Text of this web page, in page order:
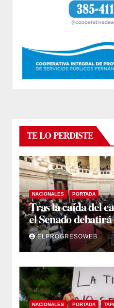
TE LO PERDISTE
NACIONALES PORTADA
Tras la caída del
el Senado debatirá
proyecto sobre
ELPROGRESOWEB
NACIONALES PORTADA